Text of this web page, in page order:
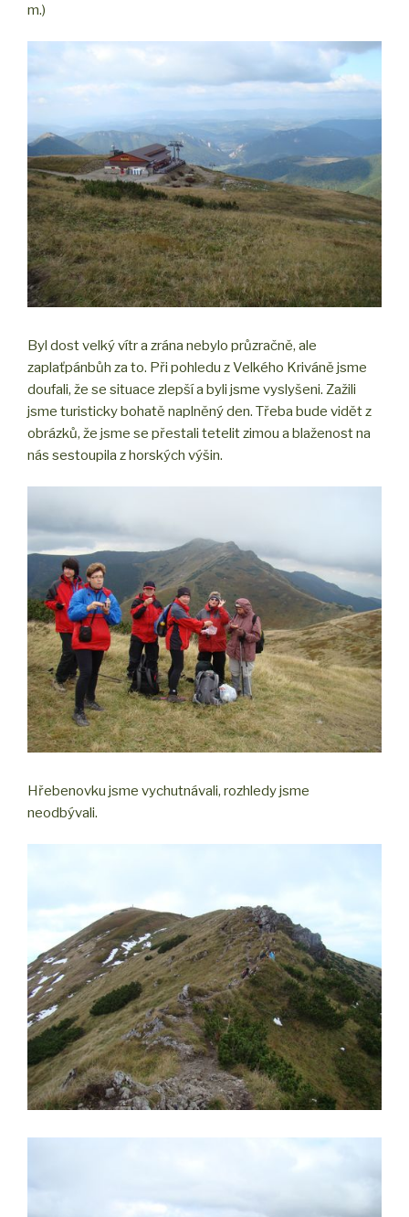
m.)
Byl dost velký vítr a zrána nebylo průzračně, ale
zaplaťpánbůh za to. Při pohledu z Velkého Kriváně jsme
doufali, že se situace zlepší a byli jsme vyslyšeni. Zažili
jsme turisticky bohatě naplněný den. Třeba bude vidět z
obrázků, že jsme se přestali tetelit zimou a blaženost na
nás sestoupila z horských výšin.
Hřebenovku jsme vychutnávali, rozhledy jsme
neodbývali.